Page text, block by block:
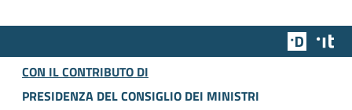
Team
CON IL CONTRIBUTO DI
PRESIDENZA DEL CONSIGLIO DEI MINISTRI